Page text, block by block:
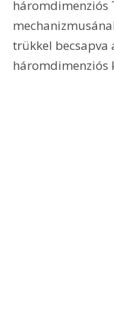
háromdimenziós
trükkel becsapva
háromdimenziós